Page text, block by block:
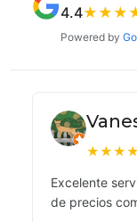
4.4★ ★ ★
Powered by
★★★★
Excelente
de precios